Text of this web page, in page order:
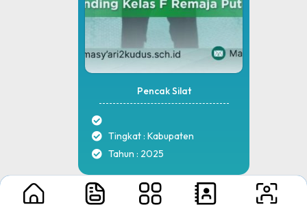
Pencak Silat
Tingkat : Kabupaten
Tahun : 2025